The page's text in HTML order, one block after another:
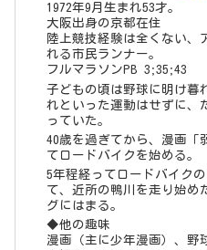
1972年9月生まれ53才。
大阪出身の京都在住
陸上競技経験は全くない、
れる市民ランナー。
フルマラソンPB 3;35;43
子どもの頃は野球に明け暮
れといった運動はせずに、
っていた。
40歳を過ぎてから、漫画「
てロードバイクを始める。
5年程経ってロードバイク
て、近所の鴨川を走り始め
グにはまる。
◆他の趣味
漫画（主に少年漫画）、野